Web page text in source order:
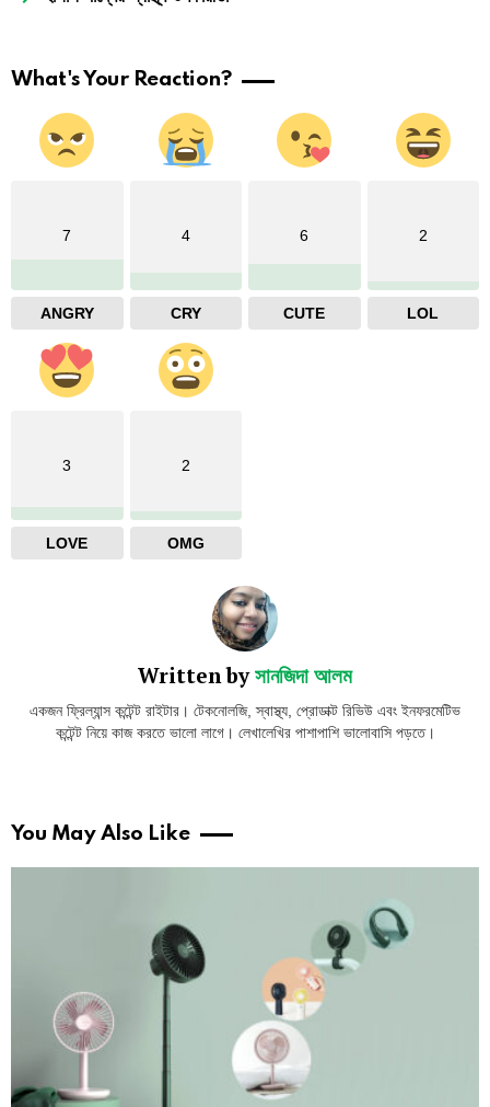
What's Your Reaction?
7
ANGRY
4
CRY
6
CUTE
2
LOL
3
LOVE
2
OMG
Written byসানজিদা আলম
একজন ফ্রিল্যান্স কন্টেন্ট রাইটার। টেকনোলজি, স্বাস্থ্য, প্রোডাক্ট রিভিউ এবং ইনফরমেটিভ
কন্টেন্ট নিয়ে কাজ করতে ভালো লাগে। লেখালেখির পাশাপাশি ভালোবাসি পড়তে।
You May Also Like